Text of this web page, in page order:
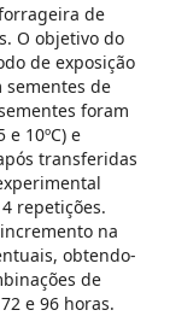
de
O objetivo do
de exposição
sementes de
foram
10ºC) e
transferidas
repetições.
na
obtendo-
de
e 96 horas.